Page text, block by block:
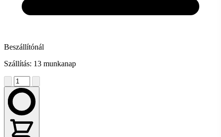
Beszállítónál
Szállítás: 13 munkanap